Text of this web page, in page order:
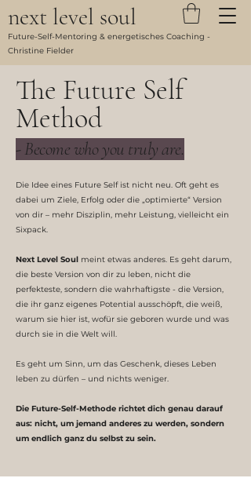
next level soul
Future-Self-Mentoring & energetisches Coaching -
Christine Fielder
The Future Self
Method
- Become who you truly are.
Die Idee eines Future Self ist nicht neu. Oft geht es
dabei um Ziele, Erfolg oder die „optimierte“ Version
von dir – mehr Disziplin, mehr Leistung, vielleicht ein
Sixpack.
Next Level Soul meint etwas anderes. Es geht darum,
die beste Version von dir zu leben, nicht die
perfekteste, sondern die wahrhaftigste - die Version,
die ihr ganz eigenes Potential ausschöpft, die weiß,
warum sie hier ist, wofür sie geboren wurde und was
durch sie in die Welt will.
Es geht um Sinn, um das Geschenk, dieses Leben
leben zu dürfen – und nichts weniger.
Die Future-Self-Methode richtet dich genau darauf
aus: nicht, um jemand anderes zu werden, sondern
um endlich ganz du selbst zu sein.